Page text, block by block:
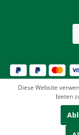
Diese Website
bieten